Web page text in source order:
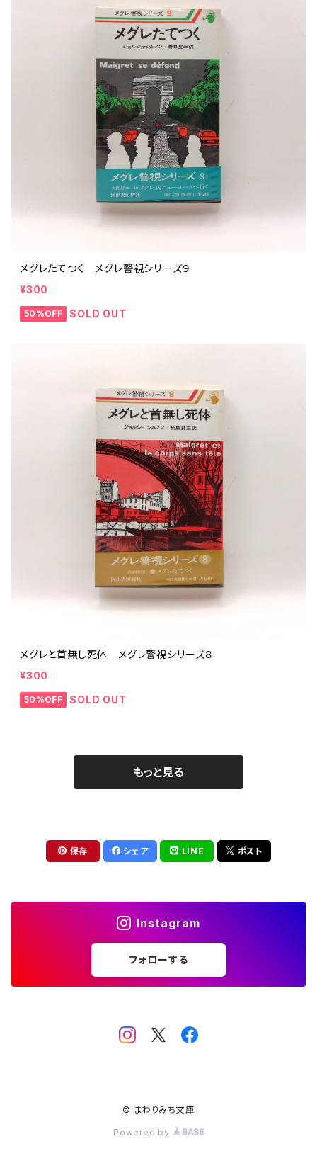
メグレたてつく メグレ警視シリーズ９
¥300
50%OFF SOLD OUT
メグレと首無し死体 メグレ警視シリーズ８
¥300
50%OFF SOLD OUT
もっと見る
保存 シェア LINE ポスト
Instagram
フォローする
© まわりみち文庫
Powered by